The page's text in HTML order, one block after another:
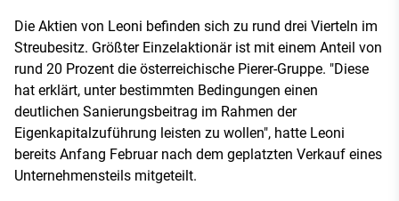
Die Aktien von Leoni befinden sich zu rund drei Vierteln im
Streubesitz. Größter Einzelaktionär ist mit einem Anteil von
rund 20 Prozent die österreichische Pierer-Gruppe. "Diese
hat erklärt, unter bestimmten Bedingungen einen
deutlichen Sanierungsbeitrag im Rahmen der
Eigenkapitalzuführung leisten zu wollen", hatte Leoni
bereits Anfang Februar nach dem geplatzten Verkauf eines
Unternehmensteils mitgeteilt.